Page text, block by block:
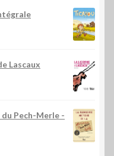
Lascaux
Pech-Merle -